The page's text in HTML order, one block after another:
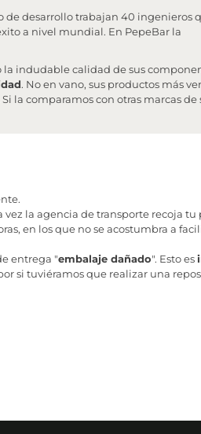
de desarrollo trabajan 40 ingenieros
a nivel mundial. En PepeBar la
la indudable calidad de sus
. No en vano, sus productos más
la comparamos con otras marcas de
la agencia de transporte recoja
en los que no se acostumbra a
entrega "embalaje dañado". Esto es
si tuviéramos que realizar una